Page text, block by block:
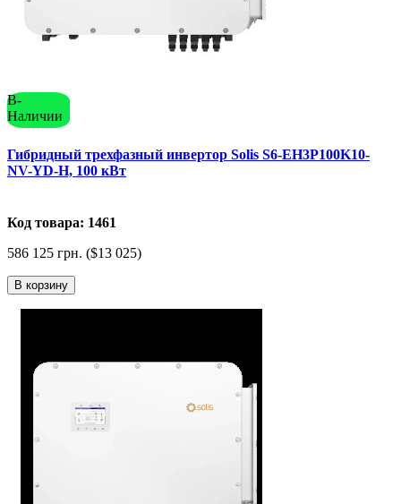
В-
Наличии
Гибридный трехфазный инвертор Solis S6-EH3P100K10-
NV-YD-H, 100 кВт
Код товара: 1461
586 125 грн. ($13 025)
В корзину